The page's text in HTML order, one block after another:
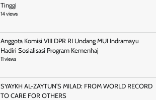
Tinggi
14 views
Anggota Komisi VIII DPR RI Undang MUI Indramayu
Hadiri Sosialisasi Program Kemenhaj
11 views
SYAYKH AL-ZAYTUN’S MILAD: FROM WORLD RECORD
TO CARE FOR OTHERS